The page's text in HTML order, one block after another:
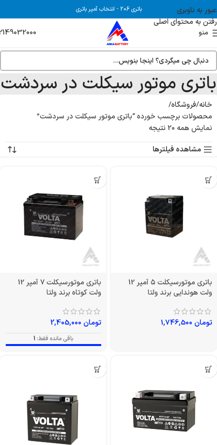
عبور به ناوبری
رفتن به محتوای اصلی
باتری 206 - انتخاب آمپر باتری
منو
باتری موتور سیکلت در سردشت
خانه فروشگاه
محصولات برچسب خورده “باتری موتور سیکلت در سردشت”
نمایش همه 20 نتیجه
مشاهده فیلترها
باتری موتورسیکلت ۵ آمپر 12
ولت هوندایی برند ولتا
تومان
باتری موتورسیکلت 7 آمپر 12
ولت کوتاه برند ولتا
تومان
باقی مانده فقط: 1